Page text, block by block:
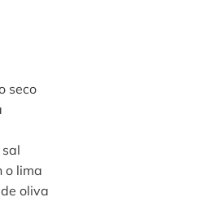
seco
o lima
oliva